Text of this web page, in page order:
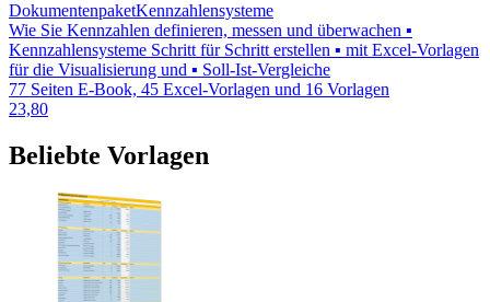
DokumentenpaketKennzahlensysteme
Wie Sie Kennzahlen definieren, messen und überwachen ▪
Kennzahlensysteme Schritt für Schritt erstellen ▪ mit Excel-Vorlagen
für die Visualisierung und ▪ Soll-Ist-Vergleiche
77 Seiten E-Book, 45 Excel-Vorlagen und 16 Vorlagen
23,80
Beliebte Vorlagen